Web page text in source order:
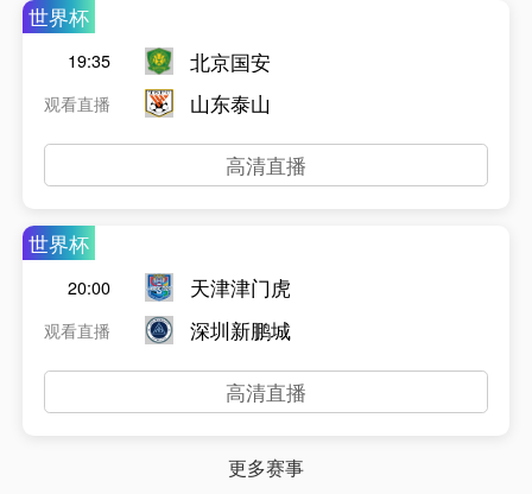
世界杯
19:35
观看直播
北京国安
山东泰山
高清直播
世界杯
20:00
观看直播
天津津门虎
深圳新鹏城
高清直播
更多赛事